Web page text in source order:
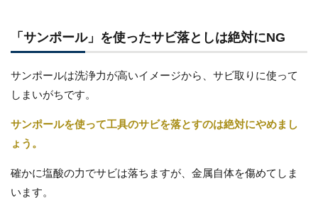
「サンポール」を使ったサビ落としは絶対にNG
サンポールは洗浄力が高いイメージから、サビ取りに使って
しまいがちです。
サンポールを使って工具のサビを落とすのは絶対にやめまし
ょう。
確かに塩酸の力でサビは落ちますが、金属自体を傷めてしま
います。